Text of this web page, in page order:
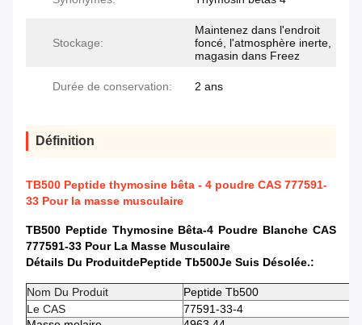
Stockage:
Maintenez dans l'endroit
foncé, l'atmosphère inerte,
magasin dans Freez
Durée de conservation: 2 ans
Définition
TB500 Peptide thymosine bêta - 4 poudre CAS 777591-
33 Pour la masse musculaire
TB500 Peptide Thymosine Bêta-4 Poudre Blanche CAS
777591-33 Pour La Masse Musculaire
Détails Du ProduitDePeptide Tb500Je Suis Désolée.:
Nom Du Produit
Peptide Tb500
Le CAS
77591-33-4